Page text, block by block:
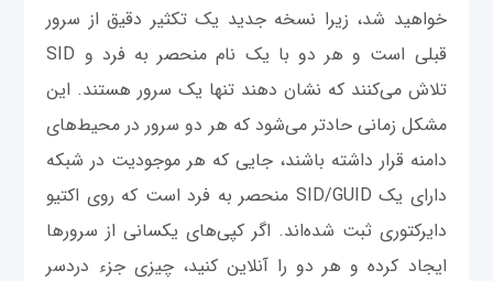
خواهید شد، زیرا نسخه جدید یک تکثیر دقیق از سرور
قبلی است و هر دو با یک نام منحصر به فرد و SID
تلاش می‌کنند که نشان دهند تنها یک سرور هستند. این
مشکل زمانی حادتر می‌شود که هر دو سرور در محیط‌های
دامنه قرار داشته باشند، جایی که هر موجودیت در شبکه
دارای یک SID/GUID منحصر به فرد است که روی اکتیو
دایرکتوری ثبت شده‌اند. اگر کپی‌های یکسانی از سرورها
ایجاد کرده و هر دو را آنلاین کنید، چیزی جزء دردسر